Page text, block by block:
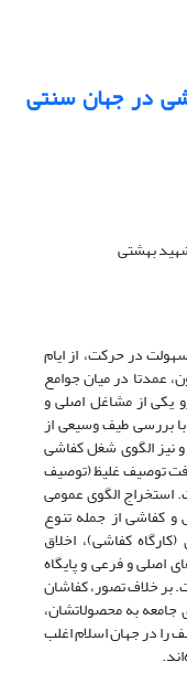
در جهان سنتی
بهشتی
در حرکت، از ایام
عمدتا در میان جوامع
یکی از مشاغل اصلی و
بررسی طیف وسیعی از
و نیز الگوی شغل کفاشی
توصیف غلیظ (توصیف
استخراج الگوی عمومی
کفاشی از جمله تنوع
کفاشی)، اخلاق
اصلی و فرعی و پایگاه
بر خلاف تصور، کفاشان
جامعه به محصولاتشان،
را در جهان اسلام اغلب